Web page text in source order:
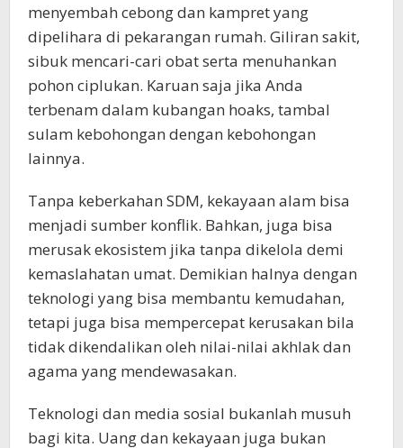
menyembah cebong dan kampret yang
dipelihara di pekarangan rumah. Giliran sakit,
sibuk mencari-cari obat serta menuhankan
pohon ciplukan. Karuan saja jika Anda
terbenam dalam kubangan hoaks, tambal
sulam kebohongan dengan kebohongan
lainnya.
Tanpa keberkahan SDM, kekayaan alam bisa
menjadi sumber konflik. Bahkan, juga bisa
merusak ekosistem jika tanpa dikelola demi
kemaslahatan umat. Demikian halnya dengan
teknologi yang bisa membantu kemudahan,
tetapi juga bisa mempercepat kerusakan bila
tidak dikendalikan oleh nilai-nilai akhlak dan
agama yang mendewasakan.
Teknologi dan media sosial bukanlah musuh
bagi kita. Uang dan kekayaan juga bukan